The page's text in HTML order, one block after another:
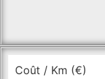
Coût / Km (€)